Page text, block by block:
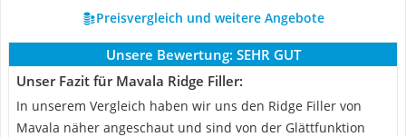
Preisvergleich und weitere Angebote
Unsere Bewertung: SEHR GUT
Unser Fazit für Mavala Ridge Filler:
In unserem Vergleich haben wir uns den Ridge Filler von
Mavala näher angeschaut und sind von der Glättfunktion